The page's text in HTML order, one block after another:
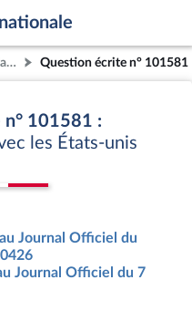
Question écrite n° 101581
101581 :
les États-unis
Journal Officiel du
Journal Officiel du 7